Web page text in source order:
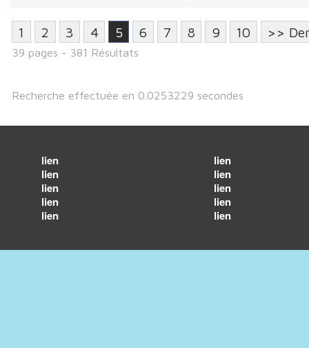
1 2 3 4 5 6 7 8 9 10 >>
39 pages - 381 Résultats
Recherche effectuée en 0.0253229 secondes
lien
lien
lien
lien
lien
lien
lien
lien
lien
lien